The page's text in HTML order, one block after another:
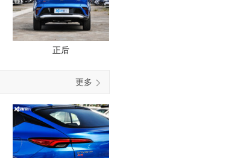
正后
更多